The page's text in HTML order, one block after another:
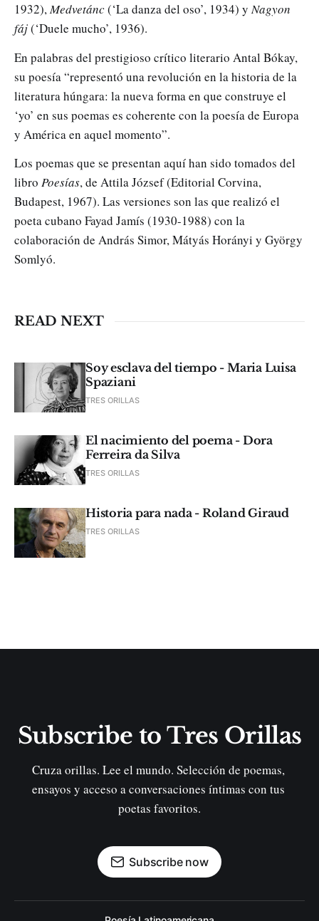
1932),Medvetánc(‘La danza del oso’, 1934) yNagyon
fáj(‘Duele mucho’, 1936).
En palabras del prestigioso crítico literario Antal Bókay,
su poesía “representó una revolución en la historia de la
literatura húngara: la nueva forma en que construye el
‘yo’ en sus poemas es coherente con la poesía de Europa
y América en aquel momento”.
Los poemas que se presentan aquí han sido tomados del
libro Poesías, de Attila József (Editorial Corvina,
Budapest, 1967). Las versiones son las que realizó el
poeta cubano Fayad Jamís (1930-1988) con la
colaboración de András Simor, Mátyás Horányi y György
Somlyó.
READ NEXT
Soy esclava del tiempo - Maria Luisa
Spaziani
TRES ORILLAS
El nacimiento del poema - Dora
Ferreira da Silva
TRES ORILLAS
Historia para nada - Roland Giraud
TRES ORILLAS
Subscribe to Tres Orillas
Cruza orillas. Lee el mundo. Selección de poemas,
ensayos y acceso a conversaciones íntimas con tus
poetas favoritos.
Subscribe now